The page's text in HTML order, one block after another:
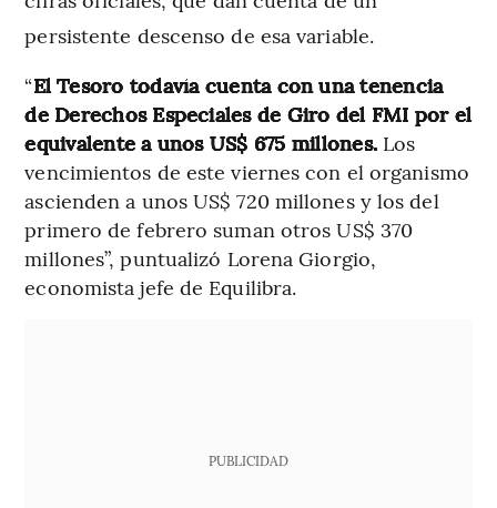
persistente descenso de esa variable.
“El Tesoro todavía cuenta con una tenencia
de Derechos Especiales de Giro del FMI por el
equivalente a unos US$ 675 millones. Los
vencimientos de este viernes con el organismo
ascienden a unos US$ 720 millones y los del
primero de febrero suman otros US$ 370
millones”, puntualizó Lorena Giorgio,
economista jefe de Equilibra.
PUBLICIDAD